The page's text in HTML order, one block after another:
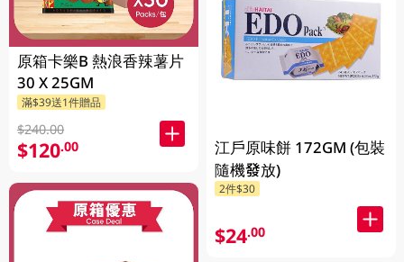
原箱卡樂B 熱浪香辣薯片
30 X 25GM
滿$39送1件贈品
$240.00
$120.00
江戶原味餅 172GM (包裝
隨機發放)
2件$30
$24.00